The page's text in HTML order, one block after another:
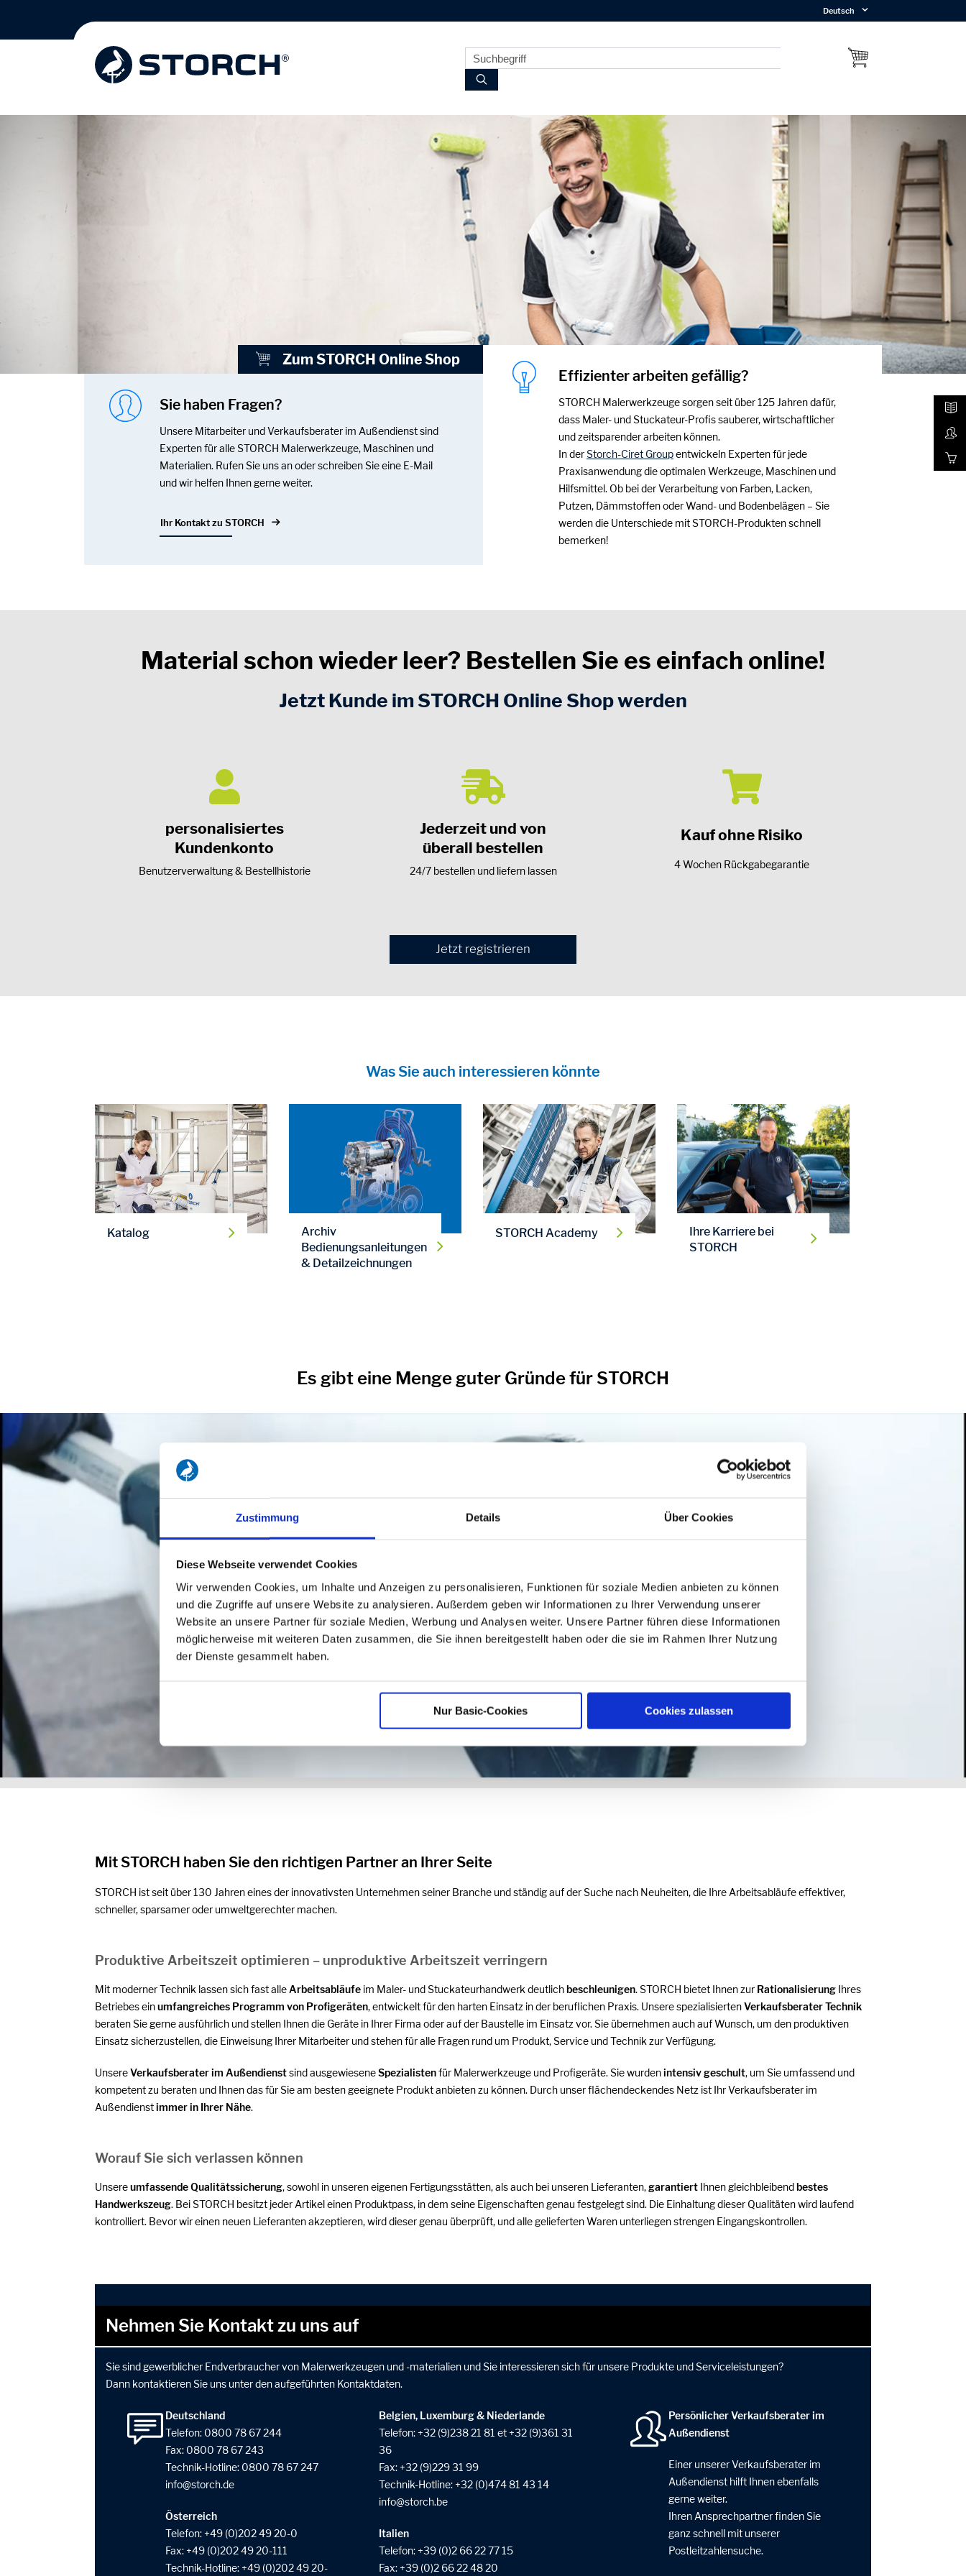
Zustimmung Details Über Cookies
Diese Webseite verwendet Cookies
Wir verwenden Cookies, um Inhalte und Anzeigen zu personalisieren, Funktionen für soziale Medien anbieten zu können
und die Zugriffe auf unsere Website zu analysieren. Außerdem geben wir Informationen zu Ihrer Verwendung unserer
Website an unsere Partner für soziale Medien, Werbung und Analysen weiter. Unsere Partner führen diese Informationen
möglicherweise mit weiteren Daten zusammen, die Sie ihnen bereitgestellt haben oder die sie im Rahmen Ihrer Nutzung
der Dienste gesammelt haben.
Nur Basic-Cookies Cookies zulassen
Deutsch
Zum STORCH Online Shop
Sie haben Fragen?
Unsere Mitarbeiter und Verkaufsberater im Außendienst sind
Experten für alle STORCH Malerwerkzeuge, Maschinen und
Materialien. Rufen Sie uns an oder schreiben Sie eine E-Mail
und wir helfen Ihnen gerne weiter.
Ihr Kontakt zu STORCH
Effizienter arbeiten gefällig?
STORCH Malerwerkzeuge sorgen seit über 125 Jahren dafür,
dass Maler- und Stuckateur-Profis sauberer, wirtschaftlicher
und zeitsparender arbeiten können.
In derStorch-Ciret Groupentwickeln Experten für jede
Praxisanwendung die optimalen Werkzeuge, Maschinen und
Hilfsmittel. Ob bei der Verarbeitung von Farben, Lacken,
Putzen, Dämmstoffen oder Wand- und Bodenbelägen – Sie
werden die Unterschiede mit STORCH-Produkten schnell
bemerken!
Material schon wieder leer? Bestellen Sie es einfach online!
Jetzt Kunde im STORCH Online Shop werden
personalisiertes
Kundenkonto
Benutzerverwaltung & Bestellhistorie
Jederzeit und von
überall bestellen
24/7 bestellen und liefern lassen
Kauf ohne Risiko
4 Wochen Rückgabegarantie
Jetzt registrieren
Was Sie auch interessieren könnte
Katalog
Archiv
Bedienungsanleitungen
& Detailzeichnungen
STORCH Academy
Ihre Karriere bei
STORCH
Es gibt eine Menge guter Gründe für STORCH
Mit STORCH haben Sie den richtigen Partner an Ihrer Seite
STORCH ist seit über 130 Jahren eines der innovativsten Unternehmen seiner Branche und ständig auf der Suche nach Neuheiten, die Ihre Arbeitsabläufe effektiver,
schneller, sparsamer oder umweltgerechter machen.
Produktive Arbeitszeit optimieren – unproduktive Arbeitszeit verringern
Mit moderner Technik lassen sich fast alle Arbeitsabläufe im Maler- und Stuckateurhandwerk deutlichbeschleunigen. STORCH bietet Ihnen zur Rationalisierung Ihres
Betriebes einumfangreiches Programm von Profigeräten, entwickelt für den harten Einsatz in der beruflichen Praxis. Unsere spezialisiertenVerkaufsberater Technik
beraten Sie gerne ausführlich und stellen Ihnen die Geräte in Ihrer Firma oder auf der Baustelle im Einsatz vor. Sie übernehmen auch auf Wunsch, um den produktiven
Einsatz sicherzustellen, die Einweisung Ihrer Mitarbeiter und stehen für alle Fragen rund um Produkt, Service und Technik zur Verfügung.
UnsereVerkaufsberater im Außendienstsind ausgewieseneSpezialistenfür Malerwerkzeuge und Profigeräte. Sie wurdenintensiv geschult, um Sie umfassend und
kompetent zu beraten und Ihnen das für Sie am besten geeignete Produkt anbieten zu können. Durch unser flächendeckendes Netz ist Ihr Verkaufsberater im
Außendienstimmer in Ihrer Nähe.
Worauf Sie sich verlassen können
Unsereumfassende Qualitätssicherung, sowohl in unseren eigenen Fertigungsstätten, als auch bei unseren Lieferanten,garantiert Ihnen gleichbleibendbestes
Handwerkszeug. Bei STORCH besitzt jeder Artikel einen Produktpass, in dem seine Eigenschaften genau festgelegt sind. Die Einhaltung dieser Qualitäten wird laufend
kontrolliert. Bevor wir einen neuen Lieferanten akzeptieren, wird dieser genau überprüft, und alle gelieferten Waren unterliegen strengen Eingangskontrollen.
Nehmen Sie Kontakt zu uns auf
Sie sind gewerblicher Endverbraucher von Malerwerkzeugen und -materialien und Sie interessieren sich für unsere Produkte und Serviceleistungen?
Dann kontaktieren Sie uns unter den aufgeführten Kontaktdaten.
Deutschland
Telefon: 0800 78 67 244
Fax: 0800 78 67 243
Technik-Hotline: 0800 78 67 247
info
storchde
Österreich
Telefon: +49 (0)202 49 20-0
Fax: +49 (0)202 49 20-111
Technik-Hotline: +49 (0)202 49 20-
Belgien, Luxemburg & Niederlande
Telefon: +32 (9)238 21 81 et +32 (9)361 31
36
Fax: +32 (9)229 31 99
Technik-Hotline: +32 (0)474 81 43 14
info
storch be
Italien
Telefon: +39 (0)2 66 22 77 15
Fax: +39 (0)2 66 22 48 20
Persönlicher Verkaufsberater im
Außendienst
Einer unserer Verkaufsberater im
Außendienst hilft Ihnen ebenfalls
gerne weiter.
Ihren Ansprechpartner finden Sie
ganz schnell mit unserer
Postleitzahlensuche.